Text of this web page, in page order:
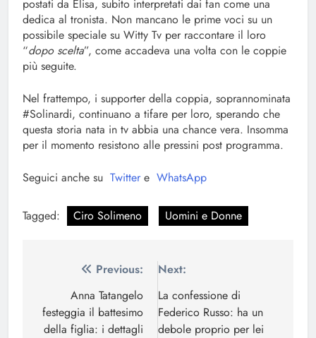
postati da Elisa, subito interpretati dai fan come una
dedica al tronista. Non mancano le prime voci su un
possibile speciale su Witty Tv per raccontare il loro
“dopo scelta”, come accadeva una volta con le coppie
più seguite.
Nel frattempo, i supporter della coppia, soprannominata
#Solinardi, continuano a tifare per loro, sperando che
questa storia nata in tv abbia una chance vera. Insomma
per il momento resistono alle pressini post programma.
Seguici anche su Twitter e WhatsApp
Tagged: Ciro Solimeno Uomini e Donne
Navigazione
articoli
Previous:
Anna Tatangelo
festeggia il battesimo
della figlia: i dettagli
Next:
La confessione di
Federico Russo: ha un
debole proprio per lei